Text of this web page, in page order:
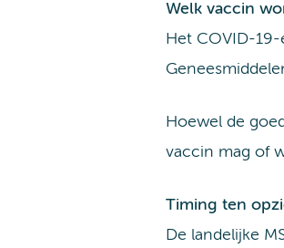
Welk vaccin
Het COVID-
Hoewel de
vaccin mag of
Timing ten
De landelijke